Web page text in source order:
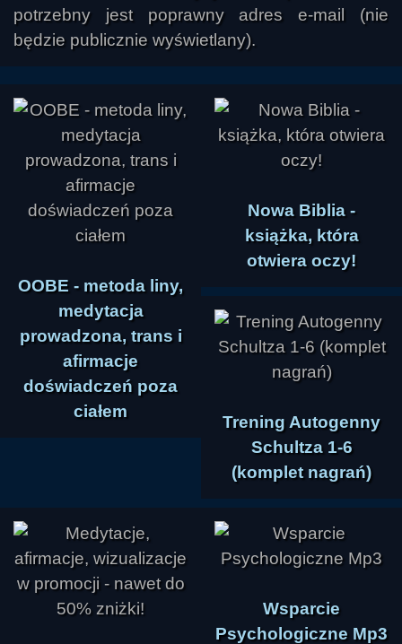
potrzebny jest poprawny adres e-mail (nie
będzie publicznie wyświetlany).
OOBE - metoda liny,
medytacja
prowadzona, trans i
afirmacje
doświadczeń poza
ciałem
Nowa Biblia -
książka, która
otwiera oczy!
Trening Autogenny
Schultza 1-6
(komplet nagrań)
Wsparcie
Psychologiczne Mp3